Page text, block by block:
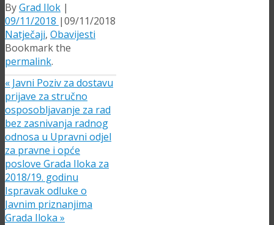
ByGrad Ilok |
09/11/2018 |09/11/2018
Natječaji, Obavijesti
Bookmark the
permalink.
« Javni Poziv za dostavu
prijave za stručno
osposobljavanje za rad
bez zasnivanja radnog
odnosa u Upravni odjel
za pravne i opće
poslove Grada Iloka za
2018/19. godinu
Ispravak odluke o
Javnim priznanjima
Grada Iloka »